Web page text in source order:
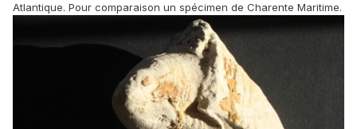
Atlantique. Pour comparaison un spécimen de Charente Maritime.